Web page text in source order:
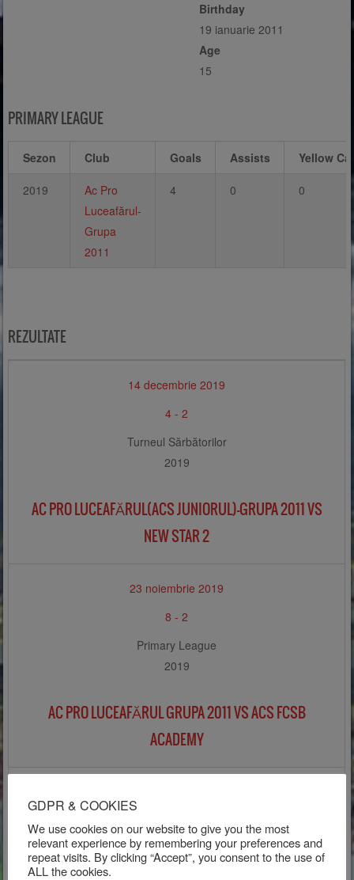
Birthday
19 ianuarie 2011
Age
15
PRIMARY LEAGUE
Sezon Club Goals Assists Yellow
2019
Ac Pro
Luceafărul-
Grupa
2011
4 0 0
REZULTATE
14 decembrie 2019
4 -2
Turneul Sărbătorilor
2019
AC PRO LUCEAFĂRUL(ACS JUNIORUL)-GRUPA 2011 VS
NEW STAR 2
23 noiembrie 2019
8 -2
Primary League
2019
AC PRO LUCEAFĂRUL GRUPA 2011 VS ACS FCSB
ACADEMY
Primary League
2019
GDPR & COOKIES
We use cookies on our website to give you the most
relevant experience by remembering your preferences and
repeat visits. By clicking “Accept”, you consent to the use of
ALL the cookies.